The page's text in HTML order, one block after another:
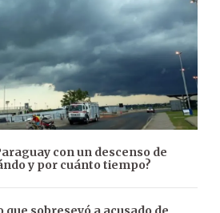
con un descenso de
y por cuánto tiempo?